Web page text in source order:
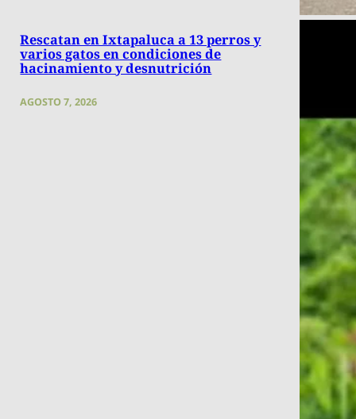
Rescatan en Ixtapaluca a 13 perros y
varios gatos en condiciones de
hacinamiento y desnutrición
AGOSTO 7, 2026